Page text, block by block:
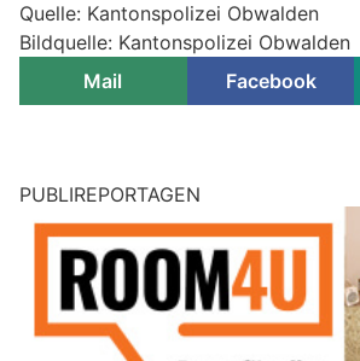
Quelle: Kantonspolizei Obwalden
Bildquelle: Kantonspolizei Obwalden
Mail
Facebook
PUBLIREPORTAGEN